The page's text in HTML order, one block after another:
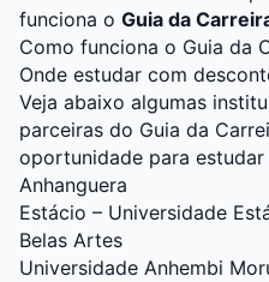
funciona o Guia da
Como funciona o Guia da
Onde estudar com
Veja abaixo algumas
parceiras do Guia da
oportunidade para
Anhanguera
Estácio – Universidade
Belas Artes
Universidade Anhembi